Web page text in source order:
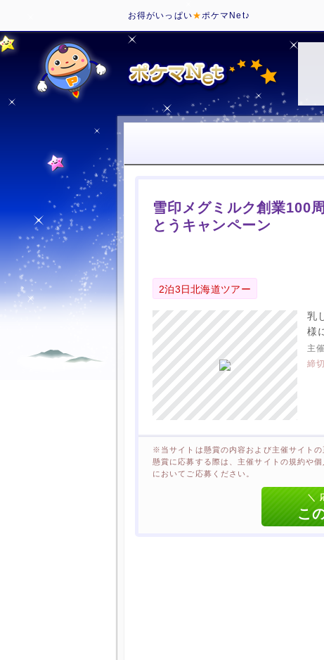
お得がいっぱい★ポケマNet♪
雪印メグミルク創業100
とうキャンペーン
2泊3日北海道ツアー
乳
様
※当サイトは懸賞の内容および主催サイト
懸賞に応募する際は、主催サイトの規約や
においてご応募ください。